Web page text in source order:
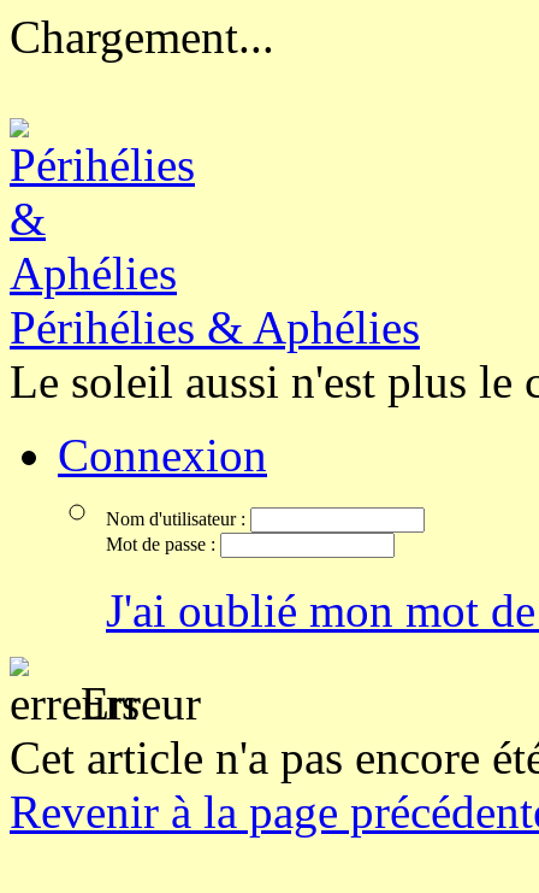
Chargement...
Périhélies & Aphélies
Le soleil aussi n'est plus le
Connexion
Nom d'utilisateur :
Mot de passe :
J'ai oublié mon mot de
Erreur
Cet article n'a pas encore
Revenir à la page